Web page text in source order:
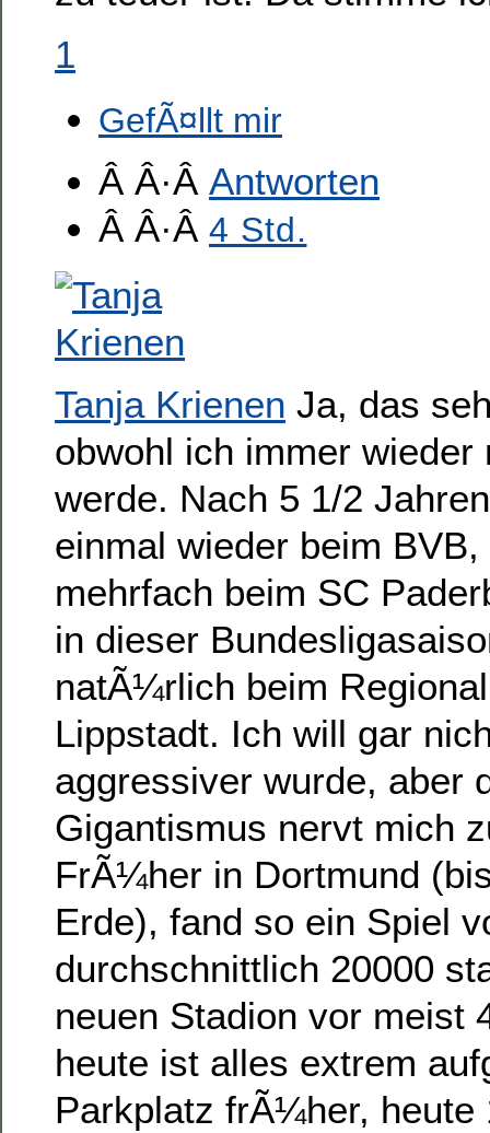
1
GefÃ¤llt mir
Â Â·Â Antworten
Â Â·Â 4 Std.
Tanja Krienen Ja, das
obwohl ich immer
werde. Nach 5 1/2
einmal wieder beim
mehrfach beim SC
in dieser
natÃ¼rlich beim
Lippstadt. Ich will gar
aggressiver wurde, aber
Gigantismus nervt mich
FrÃ¼her in Dortmund
Erde), fand so ein Spiel
durchschnittlich 20000
neuen Stadion vor meist
heute ist alles extrem
Parkplatz frÃ¼her, heute